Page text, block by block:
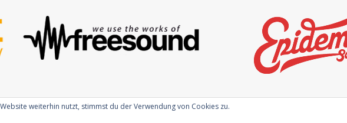
weiterhin nutzt, stimmst du der Verwendung von Cookies zu.